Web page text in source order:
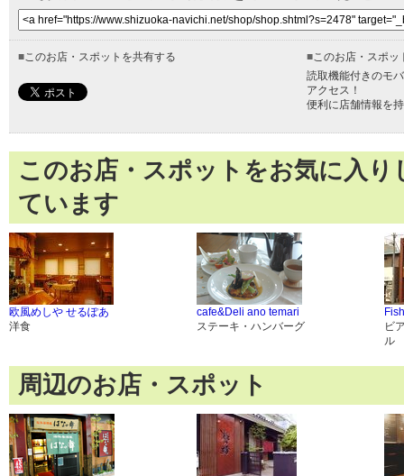
■このお店・スポットを共有する ■このお店・スポッ
読取機能付きのモ
アクセス！
便利に店舗情報を
このお店・スポットをお気に入
ています
欧風めしや せるぽあ
洋食
cafe&Deli ano temari
ステーキ・ハンバーグ
ビ
ル
周辺のお店・スポット